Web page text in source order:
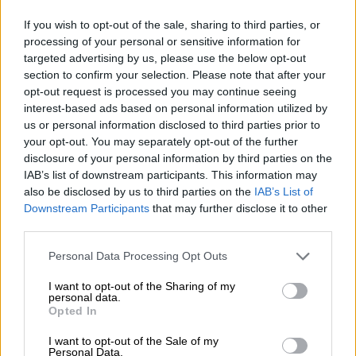
If you wish to opt-out of the sale, sharing to third parties, or
processing of your personal or sensitive information for
targeted advertising by us, please use the below opt-out
section to confirm your selection. Please note that after your
opt-out request is processed you may continue seeing
interest-based ads based on personal information utilized by
us or personal information disclosed to third parties prior to
your opt-out. You may separately opt-out of the further
disclosure of your personal information by third parties on the
IAB’s list of downstream participants. This information may
also be disclosed by us to third parties on the IAB’s List of
Downstream Participants that may further disclose it to other
Please note that this website/app uses one or more Google
not limited to your visit or usage behaviour. You may click to
grant or deny consent to Google and its third-party tags to
use your data for below specified purposes in below Google
consent section.
Personal Data Processing Opt Outs
I want to opt-out of the Sharing of my
personal data.
Opted In
I want to opt-out of the Sale of my
Personal Data.
Ιστορία| 17.02.2026 16:19
«Πήγαιναν να νικήσουν τον θάνατο»:
Συγκίνηση από τα ντοκουμέντα των
«200» της Καισαριανής
Ανάμεσα στα έγγραφα αυτά βρίσκεται ο
ατομικός φάκελος τουτσαγκάρη Δημήτρη
Πανταζήκαι το σημείωμα που πέταξε στους
δρόμους της Αθήνας κατά τη μεταφορά του
από το Στρατόπεδο Χαϊδαρίου προς το
Νίκος Μαριακάκης. «Καλύτερα να πεθαίνει
κανείς στον